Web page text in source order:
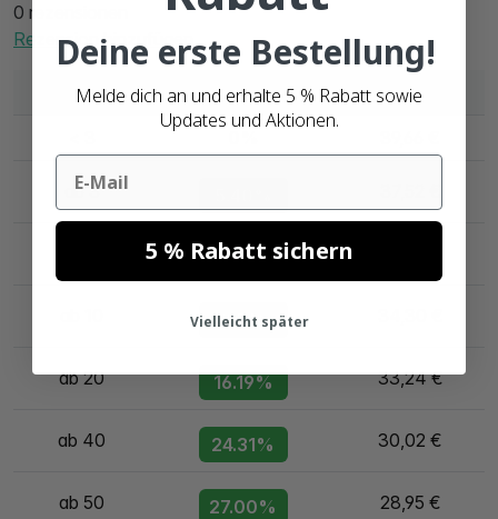
0 rezensionen
Rezension hinzufügen
Anzahl Discount Per unit
ab 3
8.12%
13.51%
ab 20 16.19% 33,24 €
ab 40 24.31% 30,02 €
ab 50 27.00% 28,95 €
Deine erste Bestellung!
Melde dich an und erhalte 5 % Rabatt sowie
Updates und Aktionen.
Email
5 % Rabatt sichern
Vielleicht später